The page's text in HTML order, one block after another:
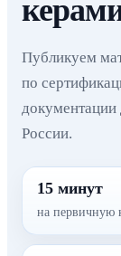
Публикуем
по
России.
15 минут
на первичную